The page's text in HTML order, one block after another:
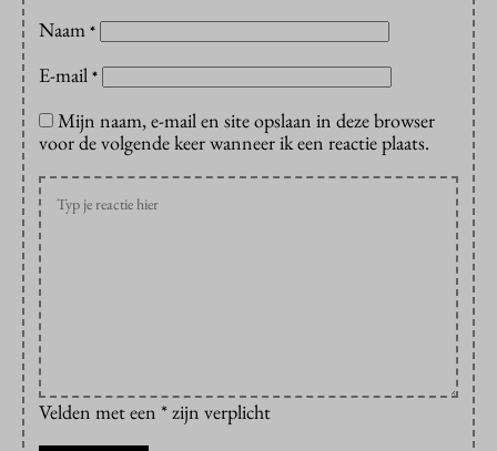
Naam *
E-mail *
Mijn naam, e-mail en site opslaan in deze browser
voor de volgende keer wanneer ik een reactie plaats.
Velden met een * zijn verplicht